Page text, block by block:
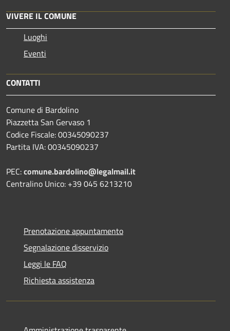
VIVERE IL COMUNE
Luoghi
Eventi
CONTATTI
Comune di Bardolino
Piazzetta San Gervaso 1
Codice Fiscale: 00345090237
Partita IVA: 00345090237
PEC:comune.bardolino@legalmail.it
Centralino Unico: +39 045 6213210
Prenotazione appuntamento
Segnalazione disservizio
Leggi le FAQ
Richiesta assistenza